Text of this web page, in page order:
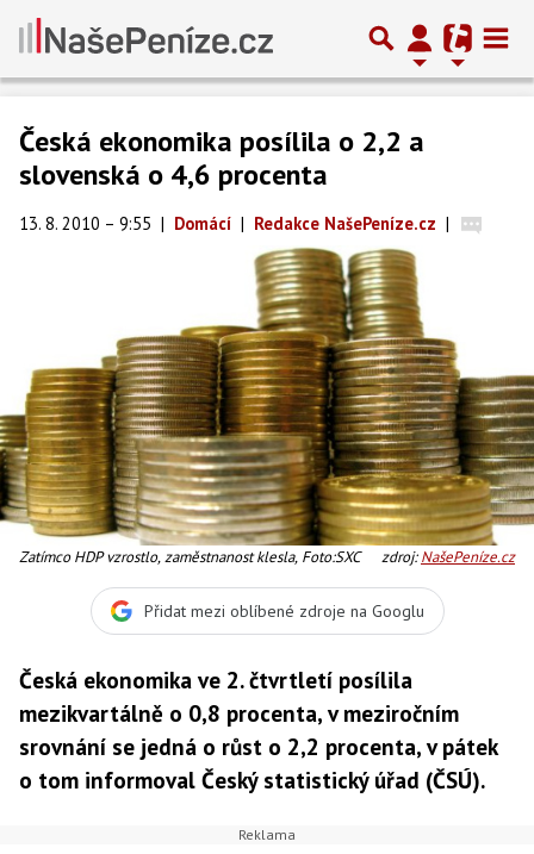
Česká ekonomika posílila o 2,2 a
slovenská o 4,6 procenta
13. 8. 2010 – 9:55 | Domácí | Redakce NašePeníze.cz |
Zatímco HDP vzrostlo, zaměstnanost klesla, Foto:SXC zdroj:NašePeníze.cz
Přidat mezi oblíbené zdroje na Googlu
Česká ekonomika ve 2. čtvrtletí posílila
mezikvartálně o 0,8 procenta, v meziročním
srovnání se jedná o růst o 2,2 procenta, v pátek
o tom informoval Český statistický úřad (ČSÚ).